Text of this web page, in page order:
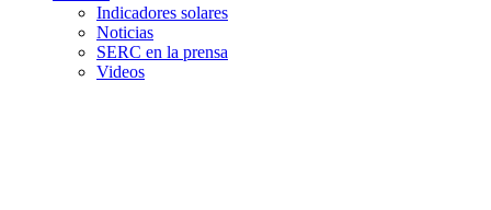
Indicadores solares
Noticias
SERC en la prensa
Videos